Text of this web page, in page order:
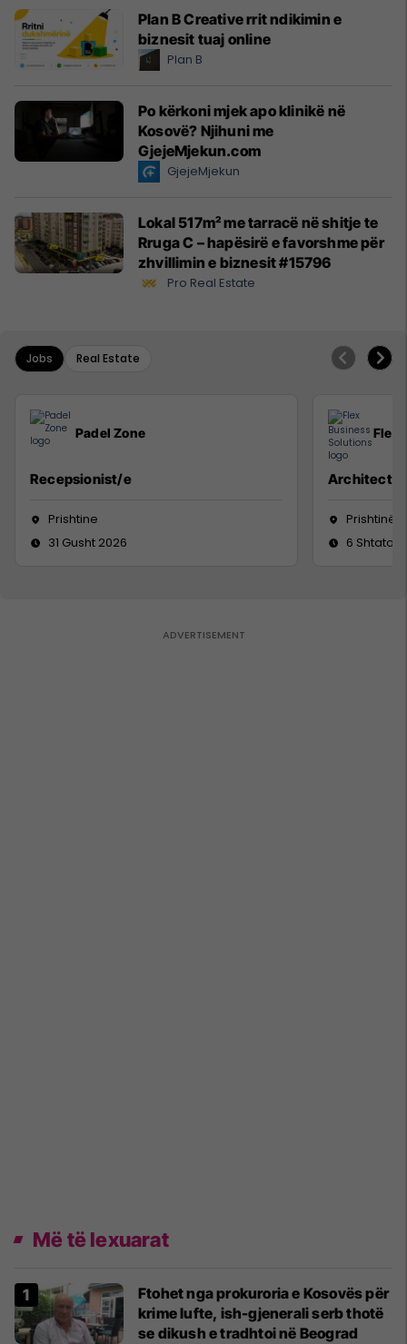
Plan B Creative rrit ndikimin e
biznesit tuaj online
Plan B
Po kërkoni mjek apo klinikë në
Kosovë? Njihuni me
GjejeMjekun.com
GjejeMjekun
Lokal 517m² me tarracë në shitje te
Rruga C – hapësirë e favorshme për
zhvillimin e biznesit #15796
Pro Real Estate
Jobs Real Estate
Padel Zone
Recepsionist/e
Prishtine
31 Gusht 2026
Flex
Architect
Prishtinë
6 Shtator
Më të lexuarat
Ftohet nga prokuroria e Kosovës për
krime lufte, ish-gjenerali serb thotë
se dikush e tradhtoi në Beograd